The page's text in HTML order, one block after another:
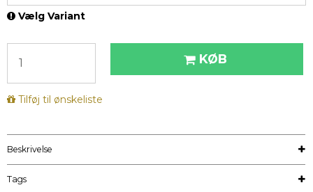
Vælg Variant
KØB
Tilføj til ønskeliste
Beskrivelse
Tags